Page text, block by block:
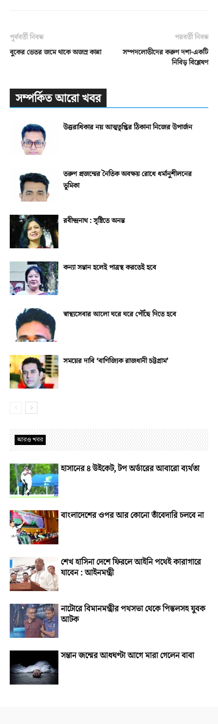
পূর্ববর্তী নিবন্ধ
বুকের ভেতর জমে থাকে অজস্র কান্না
পরবর্তী নিবন্ধ
সম্পদলোভীদের করুণ দশা-একটি
নিবিড় বিশ্লেষণ
সম্পর্কিত আরো খবর
উত্তরাধিকার নয় আত্মতৃপ্তির ঠিকানা নিজের উপার্জন
তরুণ প্রজন্মের নৈতিক অবক্ষয় রোধে ধর্মানুশীলনের
ভূমিকা
রবীন্দ্রনাথ : সৃষ্টিতে অনন্ত
কন্যা সন্তান হলেই পাত্রস্থ করতেই হবে
স্বাস্থ্যসেবার আলো ঘরে ঘরে পৌঁছে দিতে হবে
সময়ের দাবি ‘বাণিজ্যিক রাজধানী চট্টগ্রাম’
আরও খবর
হাসানের ৪ উইকেট, টপ অর্ডারের আবারো ব্যর্থতা
বাংলাদেশের ওপর আর কোনো তাঁবেদারি চলবে না
শেখ হাসিনা দেশে ফিরলে আইনি পথেই কারাগারে
যাবেন : আইনমন্ত্রী
নাটোরে বিমানমন্ত্রীর পথসভা থেকে পিস্তলসহ যুবক
আটক
সন্তান জন্মের আধঘণ্টা আগে মারা গেলেন বাবা